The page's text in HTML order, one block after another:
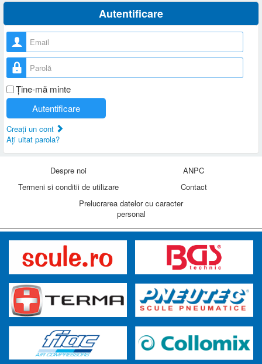
Autentificare
Nume utilizator
Parolă
Ţine-mă minte
Autentificare
Creaţi un cont
Aţi uitat parola?
Despre noi
ANPC
Termeni si conditii de utilizare
Contact
Prelucrarea datelor cu caracter
personal